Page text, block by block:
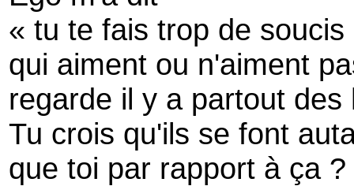
« tu te fais trop de
qui aiment ou n'aiment
regarde il y a partout
Tu crois qu'ils se font
que toi par rapport à ça ?